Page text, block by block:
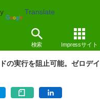
Translate
検索 Impressサイト
公式ツール「EMET」v3.0が
の実行を阻止可能。ゼロデイ